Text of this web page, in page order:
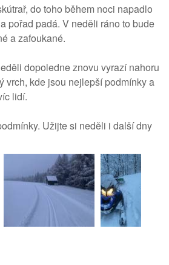
do toho během noci napadlo
pořad padá. V neděli ráno to bude
a zafoukané.
dopoledne znovu vyrazí nahoru
vrch, kde jsou nejlepší podmínky a
lidí.
Užijte si neděli i další dny